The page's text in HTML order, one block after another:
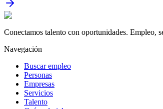
Conectamos talento con oportunidades. Empleo,
Navegación
Buscar empleo
Personas
Empresas
Servicios
Talento